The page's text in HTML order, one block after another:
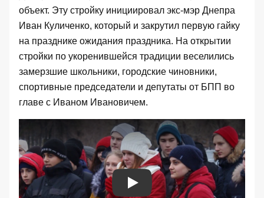
объект. Эту стройку инициировал экс-мэр Днепра
Иван Куличенко, который и закрутил первую гайку
на празднике ожидания праздника. На открытии
стройки по укоренившейся традиции веселились
замерзшие школьники, городские чиновники,
спортивные председатели и депутаты от БПП во
главе с Иваном Ивановичем.
Play